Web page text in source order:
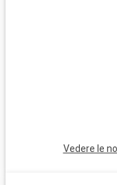
distanza, attira gli
Vedere le